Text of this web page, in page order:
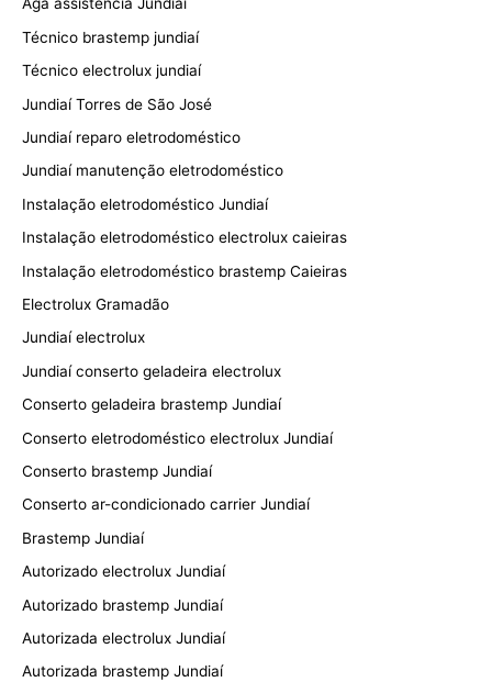
Aga assistência Jundiaí
Técnico brastemp jundiaí
Técnico electrolux jundiaí
Jundiaí Torres de São José
Jundiaí reparo eletrodoméstico
Jundiaí manutenção eletrodoméstico
Instalação eletrodoméstico Jundiaí
Instalação eletrodoméstico electrolux caieiras
Instalação eletrodoméstico brastemp Caieiras
Electrolux Gramadão
Jundiaí electrolux
Jundiaí conserto geladeira electrolux
Conserto geladeira brastemp Jundiaí
Conserto eletrodoméstico electrolux Jundiaí
Conserto brastemp Jundiaí
Conserto ar-condicionado carrier Jundiaí
Brastemp Jundiaí
Autorizado electrolux Jundiaí
Autorizado brastemp Jundiaí
Autorizada electrolux Jundiaí
Autorizada brastemp Jundiaí